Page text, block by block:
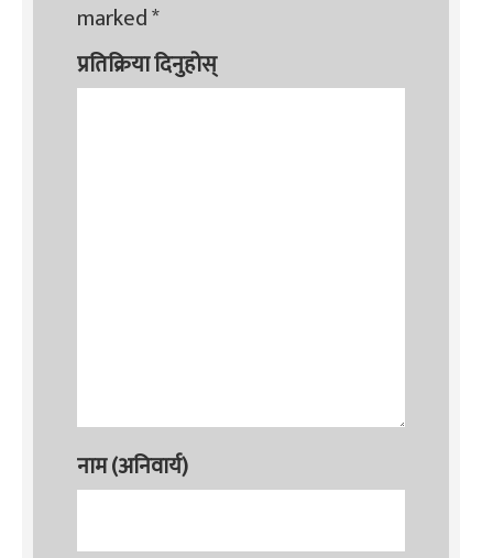
marked*
प्रतिक्रिया दिनुहोस्
नाम (अनिवार्य)